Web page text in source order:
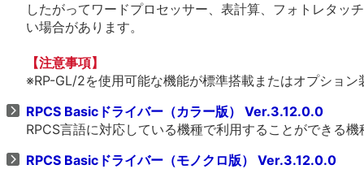
したがってワードプロセッサー、表計算、フォトレタッ
い場合があります。
【注意事項】
※RP-GL/2を使用可能な機能が標準搭載またはオプショ
RPCS Basicドライバー（カラー版） Ver.3.12.0.0
RPCS言語に対応している機種で利用することができる
RPCS Basicドライバー（モノクロ版） Ver.3.12.0.0